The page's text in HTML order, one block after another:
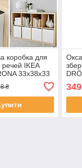
коробка для
речей IKEA
33x38x33
для
іграшок
₴ 349